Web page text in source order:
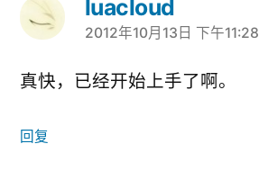
luacloud
说：
2012年10月13日 下午11:28
真快，已经开始上手了啊。
回复